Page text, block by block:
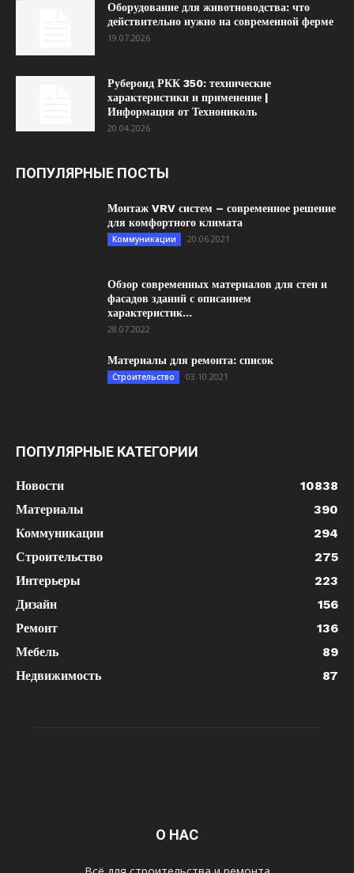
Оборудование для животноводства: что
действительно нужно на современной ферме
19.07.2026
Рубероид РКК 350: технические
характеристики и применение |
Информация от Технониколь
20.04.2026
ПОПУЛЯРНЫЕ ПОСТЫ
Монтаж VRV систем – современное решение
для комфортного климата
Коммуникации 20.06.2021
Обзор современных материалов для стен и
фасадов зданий с описанием
характеристик...
28.07.2022
Материалы для ремонта: список
Строительство 03.10.2021
ПОПУЛЯРНЫЕ КАТЕГОРИИ
Новости
10838
Материалы
390
Коммуникации
294
Строительство
275
Интерьеры
223
Дизайн
156
Ремонт
136
Мебель
89
Недвижимость
87
О НАС